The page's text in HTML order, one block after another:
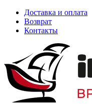
Доставка и оплата
Возврат
Контакты